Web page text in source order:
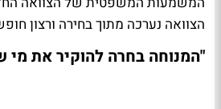
הצוואה נערכה מתוך בחירה ורצון
"המנוחה בחרה להוקיר את מי